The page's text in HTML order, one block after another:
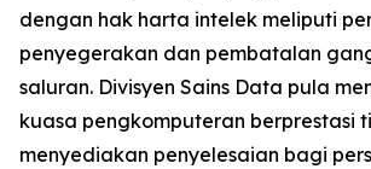
dengan hak harta intelek meliputi
penyegerakan dan pembatalan
saluran. Divisyen Sains Data pula
kuasa pengkomputeran berprestasi
menyediakan penyelesaian bagi